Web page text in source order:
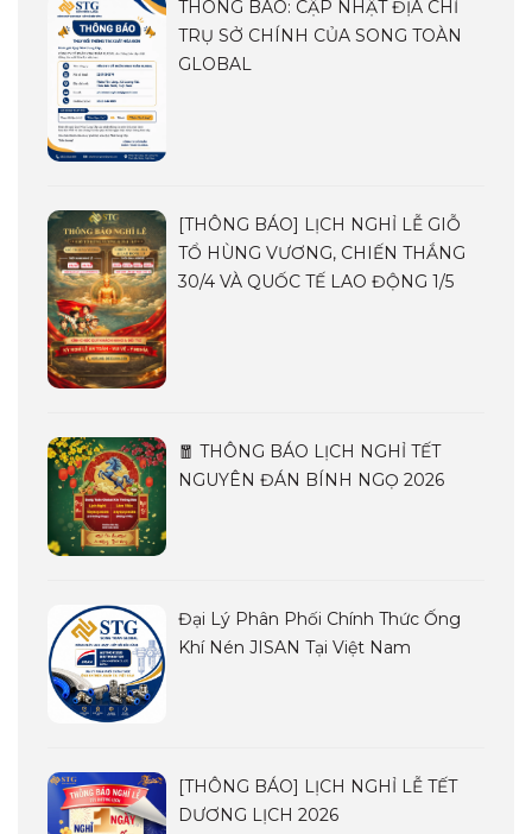
THÔNG BÁO: CẬP NHẬT ĐỊA CHỈ
TRỤ SỞ CHÍNH CỦA SONG TOÀN
GLOBAL
[THÔNG BÁO] LỊCH NGHỈ LỄ GIỖ
TỔ HÙNG VƯƠNG, CHIẾN THẮNG
30/4 VÀ QUỐC TẾ LAO ĐỘNG 1/5
🧧 THÔNG BÁO LỊCH NGHỈ TẾT
NGUYÊN ĐÁN BÍNH NGỌ 2026
Đại Lý Phân Phối Chính Thức Ống
Khí Nén JISAN Tại Việt Nam
[THÔNG BÁO] LỊCH NGHỈ LỄ TẾT
DƯƠNG LỊCH 2026